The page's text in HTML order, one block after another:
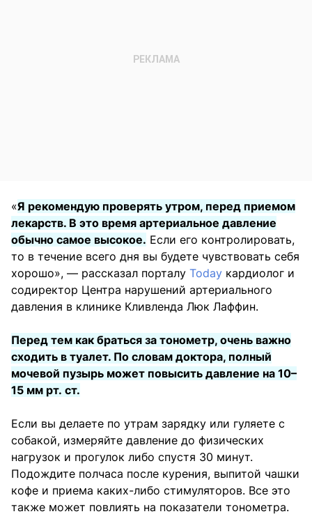
«Я рекомендую проверять утром, перед приемом
лекарств. В это время артериальное давление
обычно самое высокое. Если его контролировать,
то в течение всего дня вы будете чувствовать себя
хорошо», — рассказал порталу Today кардиолог и
содиректор Центра нарушений артериального
давления в клинике Кливленда Люк Лаффин.
Перед тем как браться за тонометр, очень важно
сходить в туалет. По словам доктора, полный
мочевой пузырь может повысить давление на 10–
15 мм рт. ст.
Если вы делаете по утрам зарядку или гуляете с
собакой, измеряйте давление до физических
нагрузок и прогулок либо спустя 30 минут.
Подождите полчаса после курения, выпитой чашки
кофе и приема каких-либо стимуляторов. Все это
также может повлиять на показатели тонометра.